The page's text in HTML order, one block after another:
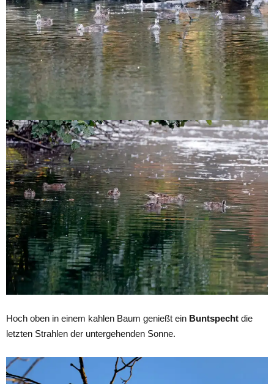
Hoch oben in einem kahlen Baum genießt ein Buntspecht die
letzten Strahlen der untergehenden Sonne.